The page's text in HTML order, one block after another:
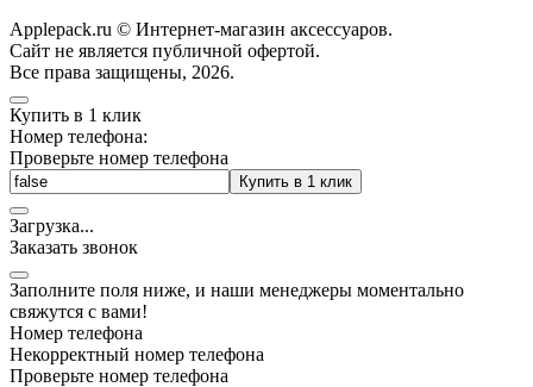
Applepack.ru © Интернет-магазин аксессуаров.
Cайт не является публичной офертой.
Все права защищены, 2026.
Купить в 1 клик
Номер телефона:
Проверьте номер телефона
Купить в 1 клик
Загрузка...
Заказать звонок
Заполните поля ниже, и наши менеджеры моментально
свяжутся с вами!
Номер телефона
Некорректный номер телефона
Проверьте номер телефона